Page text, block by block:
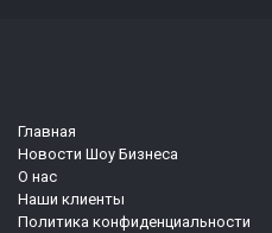
Главная
Новости Шоу Бизнеса
О нас
Наши клиенты
Политика конфиденциальности